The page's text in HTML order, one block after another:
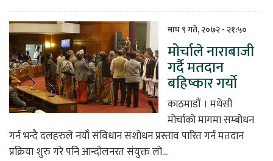
माघ ९ गते, २०७२ - २१:५०
मोर्चाले नाराबाजी
गर्दै मतदान
बहिष्कार गर्यो
काठमाडौं । मधेसी
मोर्चाको मागमा सम्बोधन
गर्न भन्दै दलहरुले नयाँ संविधान संशोधन प्रस्ताव पारित गर्न मतदान
प्रक्रिया शुरु गरे पनि आन्दोलनरत संयुक्त लो...